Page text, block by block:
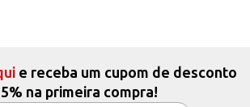
e receba um cupom de desconto
na primeira compra!